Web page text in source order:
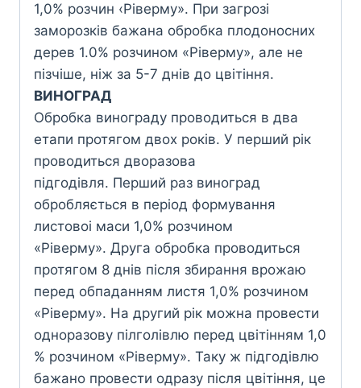
1,0% розчин ‹Ріверму». При загрозі
заморозків бажана обробка плодоносних
дерев 1.0% розчином «Ріверму», але не
пізчіше, ніж за 5-7 днів до цвітіння.
ВИНОГРАД
Обробка винограду проводиться в два
етапи протягом двох років. У перший рік
проводиться дворазова
підгодівля. Перший раз виноград
обробляється в період формування
листовоі маси 1,0% розчином
«Ріверму». Друга обробка проводиться
протягом 8 днів після збирання врожаю
перед обпаданням листя 1,0% розчином
«Ріверму». На другий рік можна провести
одноразову пілголівлю перед цвітінням 1,0
% розчином «Ріверму». Таку ж підгодівлю
бажано провести одразу після цвітіння, це